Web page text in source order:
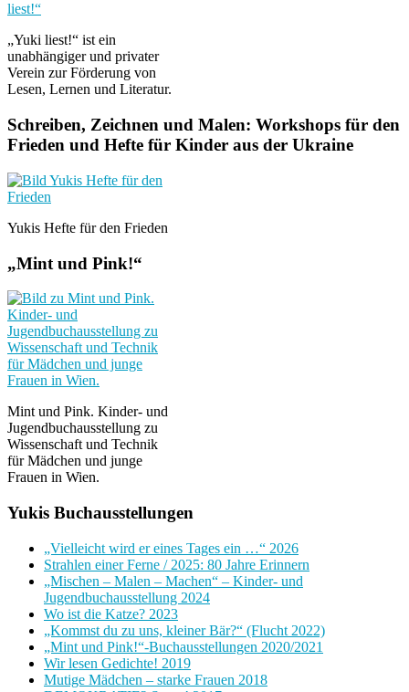
„Yuki liest!“ ist ein
unabhängiger und privater
Verein zur Förderung von
Lesen, Lernen und Literatur.
Schreiben, Zeichnen und Malen: Workshops für den
Frieden und Hefte für Kinder aus der Ukraine
Yukis Hefte für den Frieden
„Mint und Pink!“
Mint und Pink. Kinder- und
Jugendbuchausstellung zu
Wissenschaft und Technik
für Mädchen und junge
Frauen in Wien.
Yukis Buchausstellungen
„Vielleicht wird er eines Tages ein …“ 2026
Strahlen einer Ferne / 2025: 80 Jahre Erinnern
„Mischen – Malen – Machen“ – Kinder- und
Jugendbuchausstellung 2024
Wo ist die Katze? 2023
„Kommst du zu uns, kleiner Bär?“ (Flucht 2022)
„Mint und Pink!“-Buchausstellungen 2020/2021
Wir lesen Gedichte! 2019
Mutige Mädchen – starke Frauen 2018